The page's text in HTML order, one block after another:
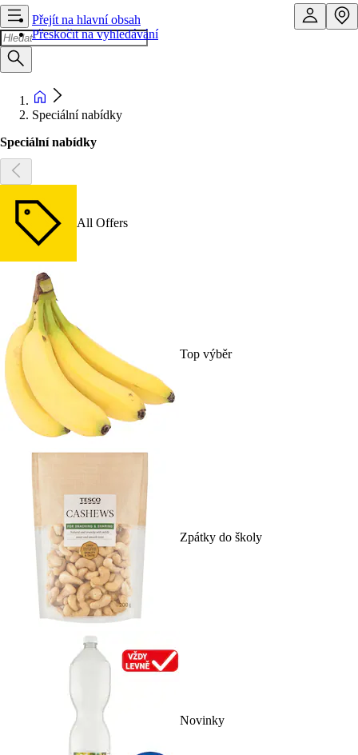
Přejít na hlavní obsah
Přeskočit na vyhledávání
Speciální nabídky
Speciální nabídky
All Offers
Top výběr
Zpátky do školy
Novinky